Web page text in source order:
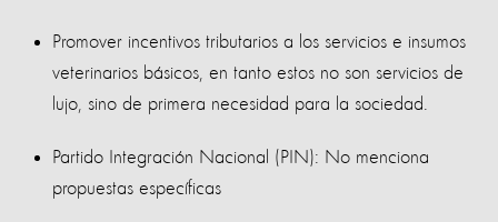
Promover incentivos tributarios a los servicios e insumos
veterinarios básicos, en tanto estos no son servicios de
lujo, sino de primera necesidad para la sociedad.
Partido Integración Nacional (PIN): No menciona
propuestas específicas